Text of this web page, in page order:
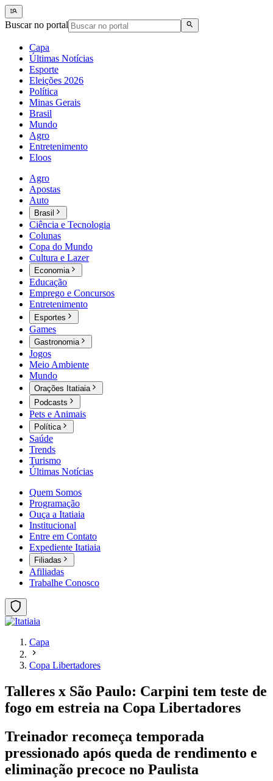
Buscar no portal
Capa
Últimas Notícias
Esporte
Eleições 2026
Política
Minas Gerais
Brasil
Mundo
Agro
Entretenimento
Eloos
Agro
Apostas
Auto
Brasil
Ciência e Tecnologia
Colunas
Copa do Mundo
Cultura e Lazer
Economia
Educação
Emprego e Concursos
Entretenimento
Esportes
Games
Gastronomia
Jogos
Meio Ambiente
Mundo
Orações Itatiaia
Podcasts
Pets e Animais
Política
Saúde
Trends
Turismo
Últimas Notícias
Quem Somos
Programação
Ouça a Itatiaia
Institucional
Entre em Contato
Expediente Itatiaia
Filiadas
Afiliadas
Trabalhe Conosco
Capa
Copa Libertadores
Talleres x São Paulo: Carpini tem teste de
fogo em estreia na Copa Libertadores
Treinador recomeça temporada
pressionado após queda de rendimento e
eliminação precoce no Paulista